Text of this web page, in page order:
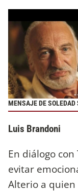
MENSAJE DE
Luis Brandoni
En diálogo con
evitar
Alterio a